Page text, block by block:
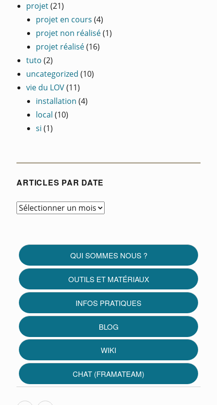
projet(21)
projet en cours (4)
projet non réalisé(1)
projet réalisé(16)
tuto (2)
uncategorized (10)
vie du LOV(11)
installation (4)
local (10)
si (1)
ARTICLES PAR DATE
Articles
QUI SOMMES NOUS ?
OUTILS ET MATÉRIAUX
INFOS PRATIQUES
BLOG
WIKI
CHAT (FRAMATEAM)